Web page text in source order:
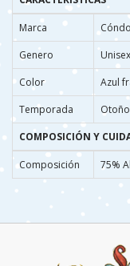
Marca
Genero
Unisex
Color
Azul
Temporada
COMPOSICIÓN Y
Composición 75%